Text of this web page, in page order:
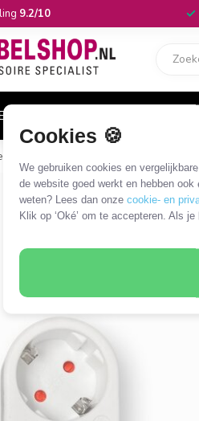
Cookies 🍪
We gebruiken cookies en
de website goed werkt en hebben
weten? Lees dan onze cookie- en
Klik op ‘Oké’ om te accepteren. Als
9.2/10
(horizontaal) / wit